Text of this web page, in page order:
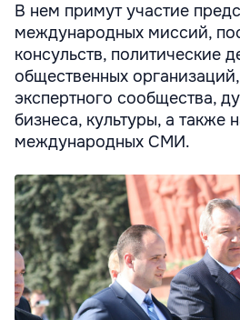
В нем примут участие
международных миссий,
консульств, политические
общественных
экспертного сообщества,
бизнеса, культуры, а также
международных СМИ.